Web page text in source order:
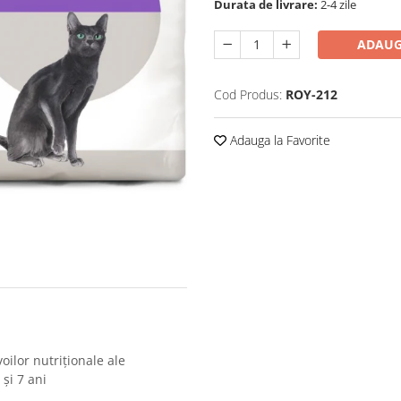
Durata de livrare: 2-4 zile
Cod Produs: ROY-212
Adauga la Favorite
nutriționale ale
7 ani